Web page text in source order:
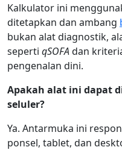
Kalkulator ini
ditetapkan dan ambang
bukan alat diagnostik,
seperti qSOFAdan
pengenalan dini.
Apakah alat ini dapat
seluler?
Ya. Antarmuka ini
ponsel, tablet, dan